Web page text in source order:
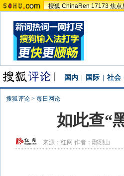
搜狐 ChinaRen 17173 焦点
国内 国际 社会
搜狐评论 > 每日网论
如此查“
来源：红网 作者：鄢烈山